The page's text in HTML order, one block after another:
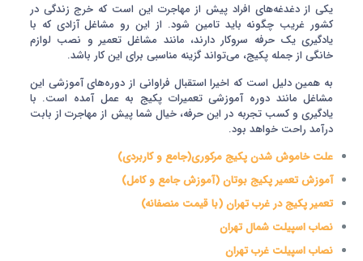
یکی از دغدغه‌های افراد پیش از مهاجرت این است که خرج زندگی در
کشور غریب چگونه باید تامین شود. از این رو مشاغل آزادی که با
یادگیری یک حرفه سروکار دارند، مانند مشاغل تعمیر و نصب لوازم
خانگی از جمله پکیج، می‌تواند گزینه مناسبی برای این کار باشد.
به همین دلیل است که اخیرا استقبال فراوانی از دوره‌های آموزشی این
مشاغل مانند دوره آموزشی تعمیرات پکیج به عمل آمده است. با
یادگیری و کسب تجربه در این حرفه، خیال شما پیش از مهاجرت از بابت
درآمد راحت خواهد بود.
علت خاموش شدن پکیج مرکوری(جامع و کاربردی)
آموزش تعمیر پکیج بوتان (آموزش جامع و کامل)
تعمیر پکیج در غرب تهران (با قیمت منصفانه)
نصاب اسپیلت شمال تهران
نصاب اسپیلت غرب تهران